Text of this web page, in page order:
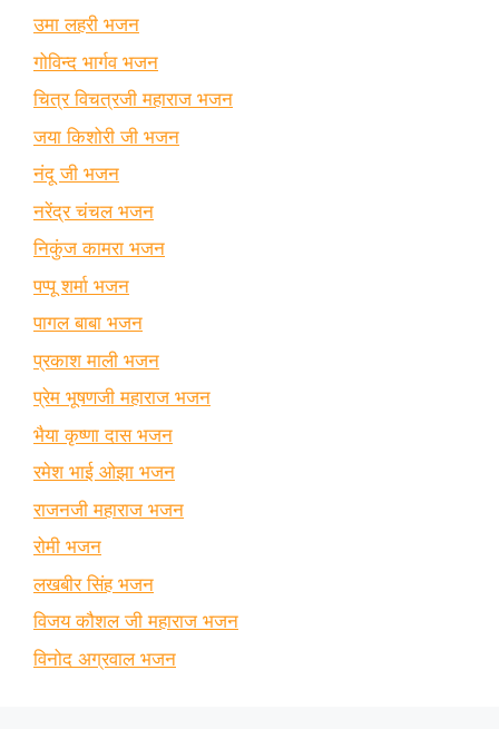
उमा लहरी भजन
गोविन्द भार्गव भजन
चित्र विचत्रजी महाराज भजन
जया किशोरी जी भजन
नंदू जी भजन
नरेंद्र चंचल भजन
निकुंज कामरा भजन
पप्पू शर्मा भजन
पागल बाबा भजन
प्रकाश माली भजन
प्रेम भूषणजी महाराज भजन
भैया कृष्णा दास भजन
रमेश भाई ओझा भजन
राजनजी महाराज भजन
रोमी भजन
लखबीर सिंह भजन
विजय कौशल जी महाराज भजन
विनोद अग्रवाल भजन